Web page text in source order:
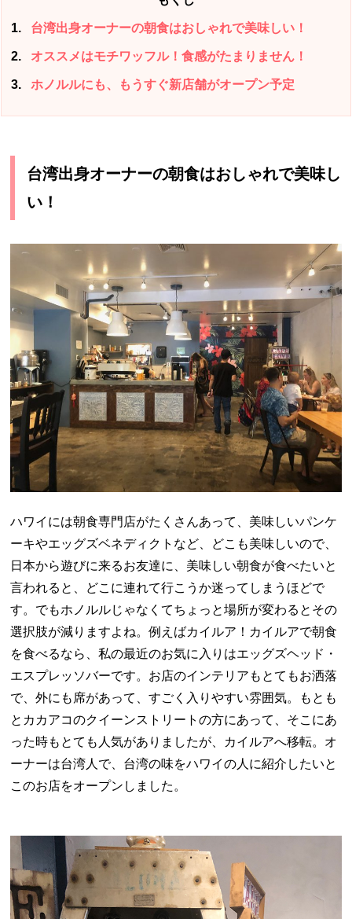
1 台湾出身オーナーの朝食はおしゃれで美味しい！
2 オススメはモチワッフル！食感がたまりません！
3 ホノルルにも、もうすぐ新店舗がオープン予定
台湾出身オーナーの朝食はおしゃれで美味し
い！
ハワイには朝食専門店がたくさんあって、美味しいパンケ
ーキやエッグズベネディクトなど、どこも美味しいので、
日本から遊びに来るお友達に、美味しい朝食が食べたいと
言われると、どこに連れて行こうか迷ってしまうほどで
す。でもホノルルじゃなくてちょっと場所が変わるとその
選択肢が減りますよね。例えばカイルア！カイルアで朝食
を食べるなら、私の最近のお気に入りはエッグズヘッド・
エスプレッソバーです。お店のインテリアもとてもお洒落
で、外にも席があって、すごく入りやすい雰囲気。もとも
とカカアコのクイーンストリートの方にあって、そこにあ
った時もとても人気がありましたが、カイルアへ移転。オ
ーナーは台湾人で、台湾の味をハワイの人に紹介したいと
このお店をオープンしました。